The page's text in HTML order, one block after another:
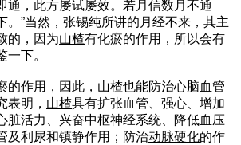
通，此方屡试屡效。若月信数月不通
。”当然，张锡纯所讲的月经不来，其主
的，因为山楂有化瘀的作用，所以会有
一下。
的作用，因此， 山楂也能防治心脑血管
表明， 山楂具有扩张血管、强心、增加
脏活力、兴奋中枢神经系统、降低血压
及利尿和镇静作用；防治动脉硬化的作